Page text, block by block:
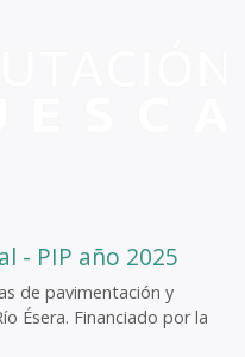
- PIP año 2025
de pavimentación y
Ésera. Financiado por la